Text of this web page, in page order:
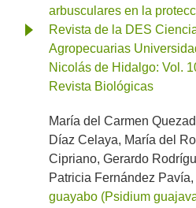
arbusculares en la
Revista de la DES
Agropecuarias
Nicolás de Hidalgo: Vol.
Revista Biológicas
María del Carmen
Díaz Celaya, María del
Cipriano, Gerardo
Patricia Fernández Pavía,
guayabo (Psidium